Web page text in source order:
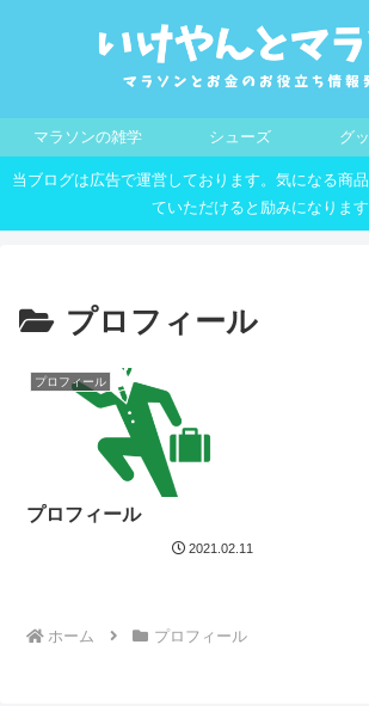
マラソンの雑学 シューズ グ
当ブログは広告で運営しております。気になる商
ていただけると励みになります
プロフィール
プロフィール
プロフィール
2021.02.11
ホーム プロフィール